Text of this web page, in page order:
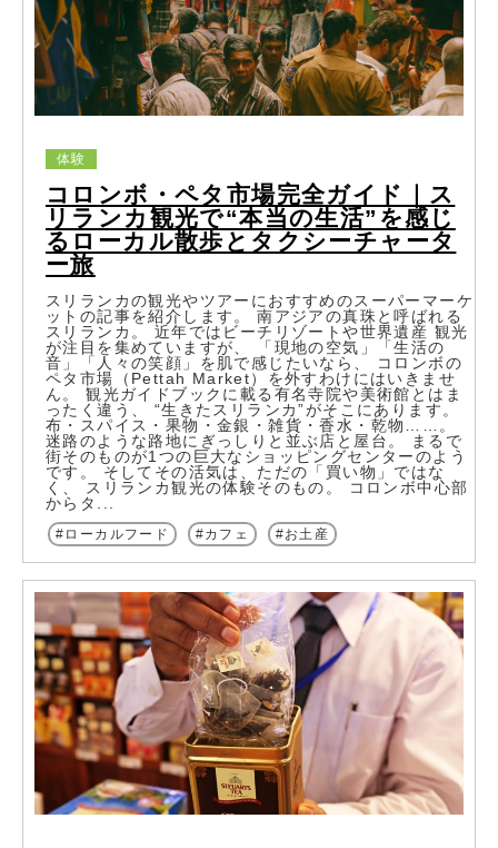
コロンボ・ペタ市場完全ガイド｜ス
リランカ観光で“本当の生活”を感じ
るローカル散歩とタクシーチャータ
ー旅
体験
スリランカの観光やツアーにおすすめのスーパーマーケ
ットの記事を紹介します。 南アジアの真珠と呼ばれる
スリランカ。 近年ではビーチリゾートや世界遺産 観光
が注目を集めていますが、 「現地の空気」「生活の
音」「人々の笑顔」を肌で感じたいなら、 コロンボの
ペタ市場（Pettah Market）を外すわけにはいきませ
ん。 観光ガイドブックに載る有名寺院や美術館とはま
ったく違う、 “生きたスリランカ”がそこにあります。
布・スパイス・果物・金銀・雑貨・香水・乾物……。
迷路のような路地にぎっしりと並ぶ店と屋台。 まるで
街そのものが1つの巨大なショッピングセンターのよう
です。 そしてその活気は、ただの「買い物」ではな
く、 スリランカ観光の体験そのもの。 コロンボ中心部
からタ...
ローカルフード カフェ お土産